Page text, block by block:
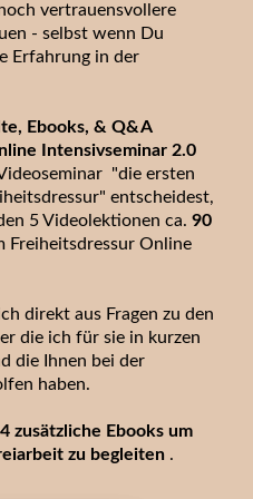
vertrauensvollere
- selbst wenn Du
Erfahrung in der
Ebooks, & Q&A
Intensivseminar 2.0
"die ersten
entscheidest,
5 Videolektionen ca. 90
Freiheitsdressur Online
direkt aus Fragen zu den
die ich für sie in kurzen
die Ihnen bei der
haben.
4 zusätzliche Ebooks um
zu begleiten .